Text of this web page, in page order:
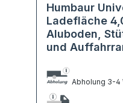
Humbaur
Ladefläche
Aluboden,
und
Abholung 3-4